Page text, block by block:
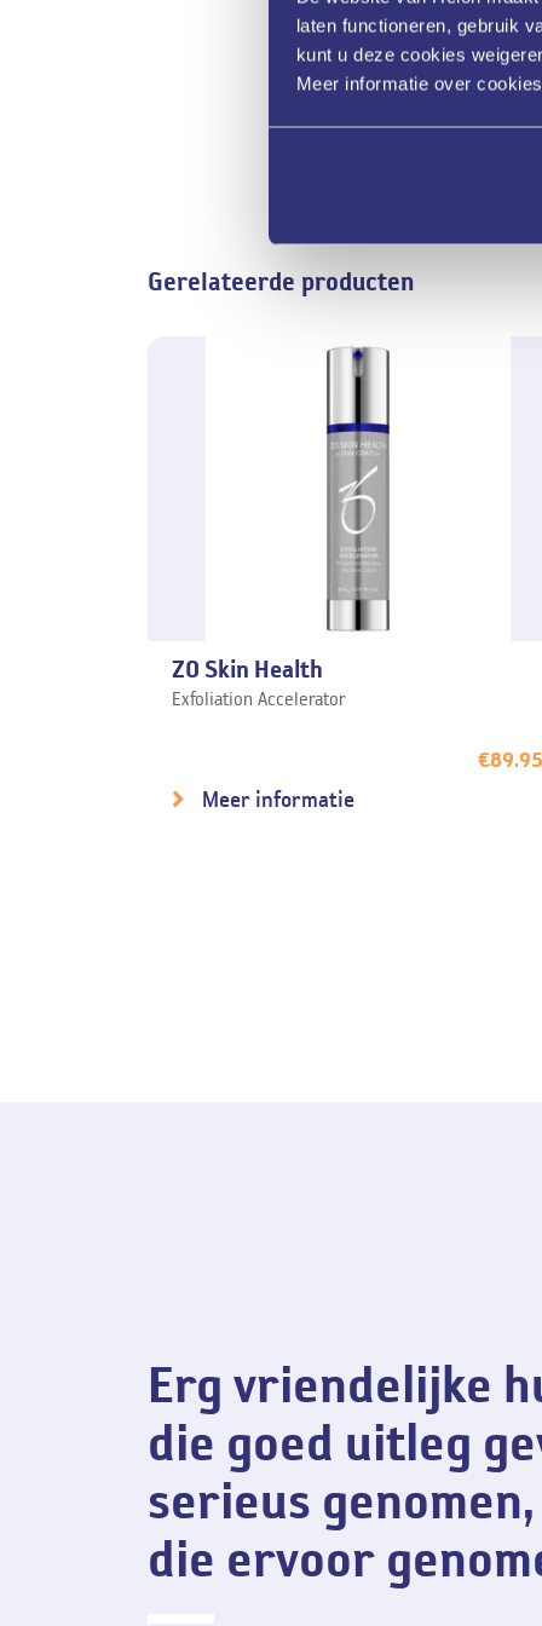
laten functioneren, gebruik
kunt u deze cookies
Meer informatie over
Gerelateerde producten
ZO Skin Health
Exfoliation Accelerator
€89.95
Meer informatie
Erg vriendelijke
die goed uitleg
serieus
die ervoor